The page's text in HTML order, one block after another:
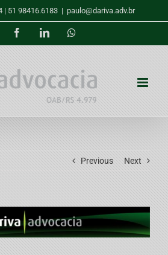
| 51 98416.6183 | paulo@dariva.adv.br
FacebookLinkedIn
Previous Next